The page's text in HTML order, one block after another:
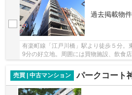
過去掲載物件
有楽町線「江戸川橋」駅より徒歩５分。
9分の好立地。周囲には買物施設、飲食
売買 | 中古マンション
パークコート